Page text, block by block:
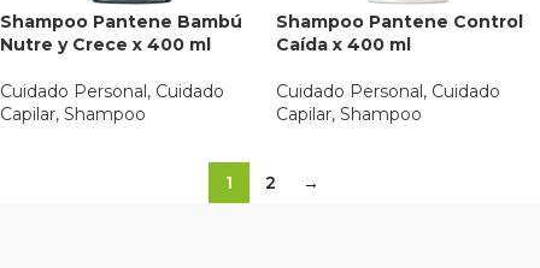
Shampoo Pantene Bambú
Nutre y Crece x 400 ml
Cuidado Personal, Cuidado
Capilar, Shampoo
Shampoo Pantene Control
Caída x 400 ml
Cuidado Personal, Cuidado
Capilar, Shampoo
1 2 →